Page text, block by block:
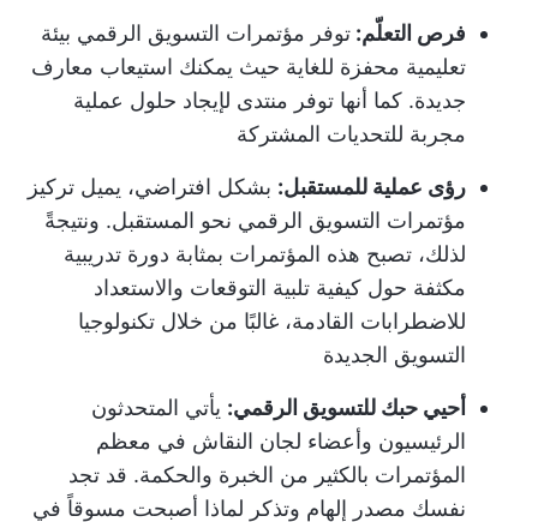
فرص التعلّم: توفر مؤتمرات التسويق الرقمي بيئة
تعليمية محفزة للغاية حيث يمكنك استيعاب معارف
جديدة. كما أنها توفر منتدى لإيجاد حلول عملية
مجربة للتحديات المشتركة
رؤى عملية للمستقبل: بشكل افتراضي، يميل تركيز
مؤتمرات التسويق الرقمي نحو المستقبل. ونتيجةً
لذلك، تصبح هذه المؤتمرات بمثابة دورة تدريبية
مكثفة حول كيفية تلبية التوقعات والاستعداد
للاضطرابات القادمة، غالبًا من خلال تكنولوجيا
التسويق الجديدة
أحيي حبك للتسويق الرقمي: يأتي المتحدثون
الرئيسيون وأعضاء لجان النقاش في معظم
المؤتمرات بالكثير من الخبرة والحكمة. قد تجد
نفسك مصدر إلهام وتذكر لماذا أصبحت مسوقاً في